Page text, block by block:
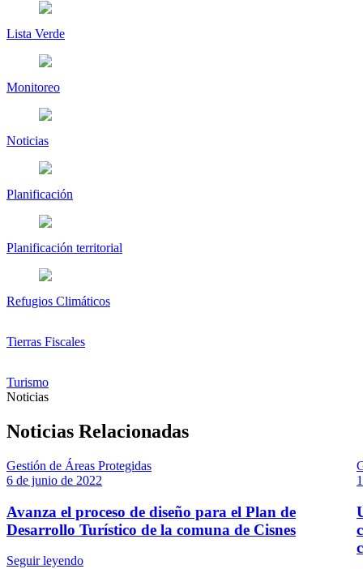
Lista Verde
Monitoreo
Noticias
Planificación
Planificación territorial
Refugios Climáticos
Tierras Fiscales
Turismo
Noticias
Noticias Relacionadas
Gestión de Áreas Protegidas
6 de junio de 2022
Avanza el proceso de diseño para el Plan de
Desarrollo Turístico de la comuna de Cisnes
Seguir leyendo